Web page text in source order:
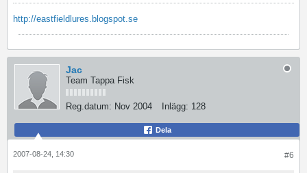
http://eastfieldlures.blogspot.se
Jac
Team Tappa Fisk
Reg.datum: Nov 2004 Inlägg: 128
Dela
#6
2007-08-24, 14:30